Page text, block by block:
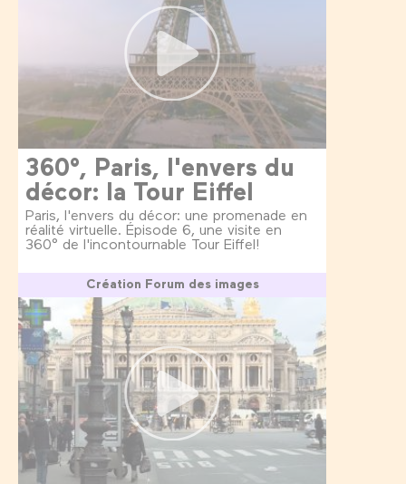
360°, Paris, l'envers du
décor: la Tour Eiffel
Paris, l'envers du décor: une promenade en
réalité virtuelle. Épisode 6, une visite en
360° de l'incontournable Tour Eiffel!
Création Forum des images